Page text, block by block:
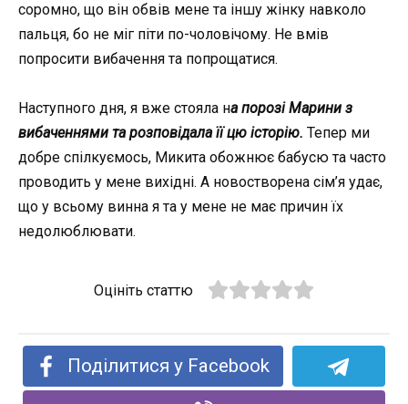
соромно, що він обвів мене та іншу жінку навколо
пальця, бо не міг піти по-чоловічому. Не вмів
попросити вибачення та попрощатися.
Наступного дня, я вже стояла на порозі Марини з
вибаченнями та розповідала її цю історію. Тепер ми
добре спілкуємось, Микита обожнює бабусю та часто
проводить у мене вихідні. А новостворена сім’я удає,
що у всьому винна я та у мене не має причин їх
недолюблювати.
Оцініть статтю
Поділитися у Facebook